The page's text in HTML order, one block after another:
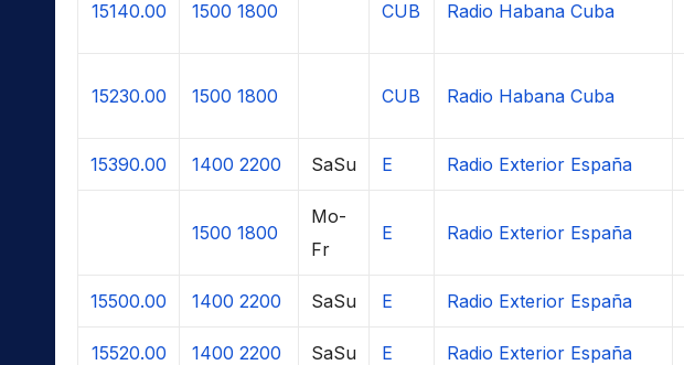
15140.00 1500 1800 CUB Radio Habana Cuba
15230.00 1500 1800 CUB Radio Habana Cuba
15390.00 1400 2200 SaSu E Radio Exterior España
1500 1800
Mo-
Fr
E Radio Exterior España
15500.00 1400 2200 SaSu E Radio Exterior España
15520.00 1400 2200 SaSu E Radio Exterior España